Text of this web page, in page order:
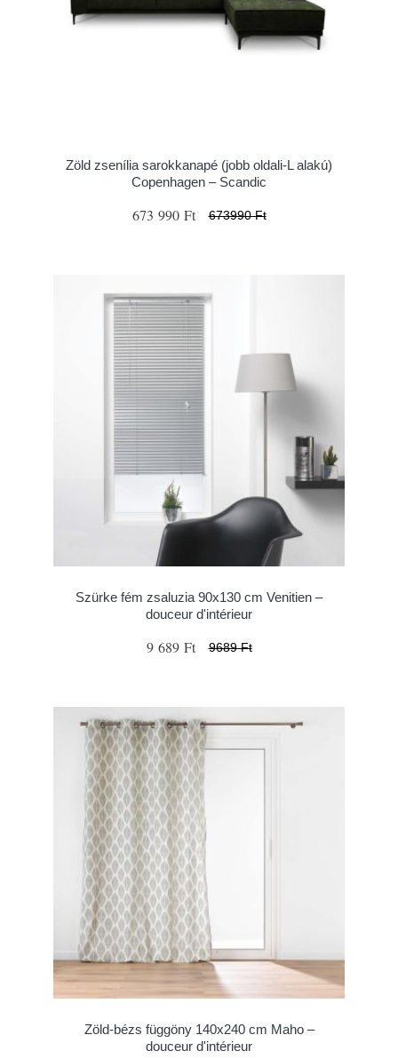
Zöld zsenília sarokkanapé (jobb oldali-L alakú)
Copenhagen – Scandic
673 990 Ft 673990 Ft
Szürke fém zsaluzia 90x130 cm Venitien –
douceur d'intérieur
9 689 Ft 9689 Ft
Zöld-bézs függöny 140x240 cm Maho –
douceur d'intérieur